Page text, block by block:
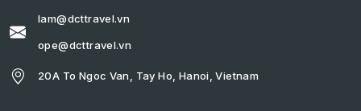
lam@dcttravel.vn
ope@dcttravel.vn
20A To Ngoc Van, Tay Ho, Hanoi, Vietnam